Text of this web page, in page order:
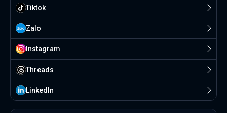
Tiktok
Zalo
Instagram
Threads
Linkedln